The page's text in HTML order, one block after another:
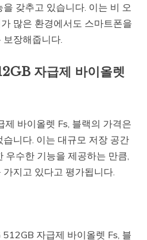
갖추고 있습니다. 이는 비 오
많은 환경에서도 스마트폰을
장해줍니다.
자급제 바이올렛
바이올렛 Fs, 블랙의 가격은
니다. 이는 대규모 저장 공간
우수한 기능을 제공하는 만큼,
지고 있다고 평가됩니다.
자급제 바이올렛 Fs, 블